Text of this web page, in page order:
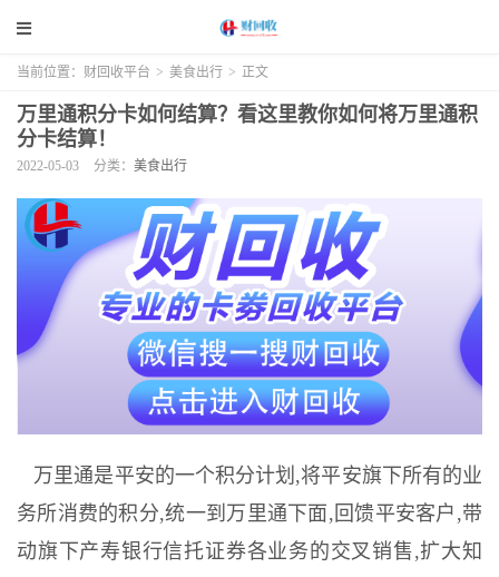
当前位置： 财回收平台 > 美食出行 > 正文
万里通积分卡如何结算？看这里教你如何将万里通积
分卡结算！
2022-05-03 分类： 美食出行
万里通是平安的一个积分计划,将平安旗下所有的业
务所消费的积分,统一到万里通下面,回馈平安客户,带
动旗下产寿银行信托证券各业务的交叉销售,扩大知